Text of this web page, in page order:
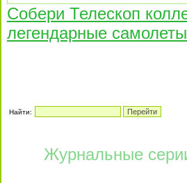
Собери Телескоп
легендарные самолеты
Найти:
Журнальные